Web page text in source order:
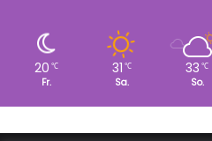
20 ℃
Fr.
31 ℃
Sa.
33 ℃
So.